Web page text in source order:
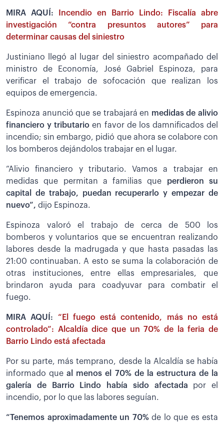
MIRA AQUÍ:
Incendio en Barrio Lindo: Fiscalía abre
investigación “contra presuntos autores” para
determinar causas del siniestro
Justiniano llegó al lugar del siniestro acompañado del
ministro de Economía, José Gabriel Espinoza, para
verificar el trabajo de sofocación que realizan los
equipos de emergencia.
Espinoza anunció que se trabajará en medidas de alivio
financiero y tributarioen favor de los damnificados del
incendio; sin embargo, pidió que ahora se colabore con
los bomberos dejándolos trabajar en el lugar.
”Alivio financiero y tributario. Vamos a trabajar en
medidas que permitan a familias que perdieron su
capital de trabajo, puedan recuperarlo y empezar de
nuevo”, dijo Espinoza.
Espinoza valoró el trabajo de cerca de 500 los
bomberos y voluntarios que se encuentran realizando
labores desde la madrugada y que hasta pasadas las
21:00 continuaban. A esto se suma la colaboración de
otras instituciones, entre ellas empresariales, que
brindaron ayuda para coadyuvar para combatir el
fuego.
MIRA AQUÍ: “El fuego está contenido, más no está
controlado”: Alcaldía dice que un 70% de la feria de
Barrio Lindo está afectada
Por su parte, más temprano, desde la Alcaldía se había
informado queal menos el 70% de la estructura de la
galería de Barrio Lindo había sido afectada por el
incendio, por lo que las labores seguían.
“Tenemos aproximadamente un 70%de lo que es esta